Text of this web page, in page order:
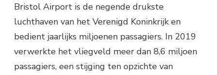
Bristol Airport is de negende drukste
luchthaven van het Verenigd Koninkrijk en
bedient jaarlijks miljoenen passagiers. In 2019
verwerkte het vliegveld meer dan 8,6 miljoen
passagiers, een stijging ten opzichte van